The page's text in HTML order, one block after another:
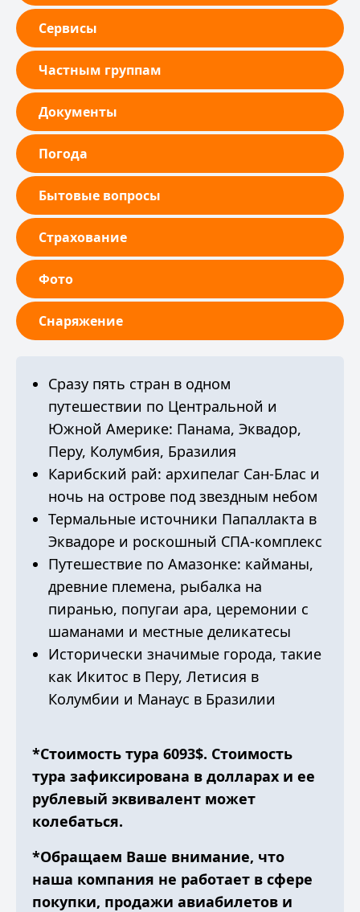
Сервисы
Частным группам
Документы
Погода
Бытовые вопросы
Страхование
Фото
Снаряжение
Сразу пять стран в одном
путешествии по Центральной и
Южной Америке: Панама, Эквадор,
Перу, Колумбия, Бразилия
Карибский рай: архипелаг Сан-Блас и
ночь на острове под звездным небом
Термальные источники Папаллакта в
Эквадоре и роскошный СПА-комплекс
Путешествие по Амазонке: кайманы,
древние племена, рыбалка на
пиранью, попугаи ара, церемонии с
шаманами и местные деликатесы
Исторически значимые города, такие
как Икитос в Перу, Летисия в
Колумбии и Манаус в Бразилии
*Cтоимость тура 6093$. Cтоимость
тура зафиксирована в долларах и ее
рублевый эквивалент может
колебаться.
*Обращаем Ваше внимание, что
наша компания не работает в сфере
покупки, продажи авиабилетов и